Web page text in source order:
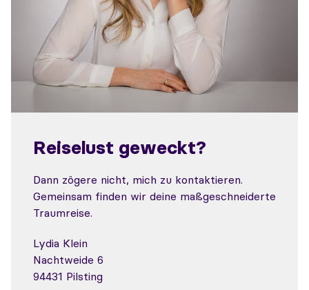
Reiselust geweckt?
Dann zögere nicht, mich zu kontaktieren.
Gemeinsam finden wir deine maßgeschneiderte
Traumreise.
Lydia Klein
Nachtweide 6
94431 Pilsting